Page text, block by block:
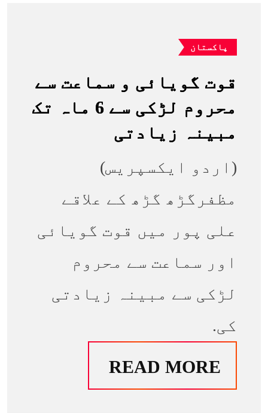
پاکستان
قوت گویائی و سماعت سے
محروم لڑکی سے 6 ماہ تک
مبینہ زیادتی
(اردو ایکسپریس)
مظفرگڑھ گڑھ کے علاقے
علی پور میں قوت گویائی
اور سماعت سے محروم
لڑکی سے مبینہ زیادتی
کی.
READ MORE